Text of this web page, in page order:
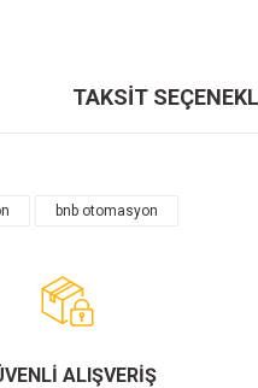
TAKSIT
bnb otomasyon
ALIŞVERİŞ